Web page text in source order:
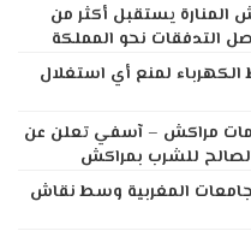
مطار مراكش المنارة يستقبل أكثر من
الكهرباء لمنع أي استغلال
مراكش – آسفي تعلن عن
للشرب بمراكش
المغربية وسط نقاش